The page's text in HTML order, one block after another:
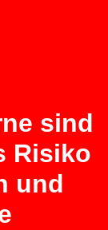
sind
Risiko
und